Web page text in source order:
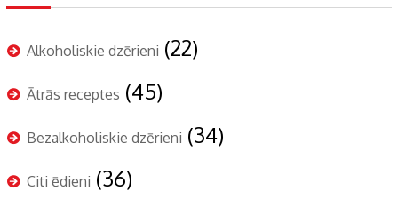
Alkoholiskie dzērieni (22)
Ātrās receptes (45)
Bezalkoholiskie dzērieni (34)
Citi ēdieni (36)